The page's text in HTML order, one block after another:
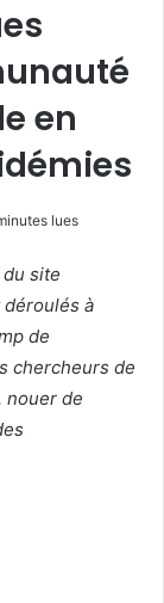
en
lues
site
déroulés à
de
chercheurs de
nouer de